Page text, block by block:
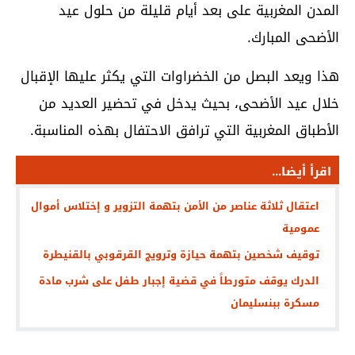
المدن المغربية على بعد أيام قليلة من حلول عيد
الأضحى المبارك.
هذا ويعد البصل من الخضراوات التي يكثر عليها الإقبال
خلال عيد الأضحى، بحيث يدخل في تحضير العديد من
الأطباق المغربية التي ترافق الاحتفال بهذه المناسبة.
اقرأ أيضا...
اعتقال ثلاثة عناصر من الأمن بتهمة التزوير و إختلاس أموال
عمومية
توقيف شخصين بتهمة حيازة وترويج القرقوبي بالقنيطرة
الدرك يوقف متورطاً في قضية إجبار طفل على شرب مادة
مسكرة ببنسليمان